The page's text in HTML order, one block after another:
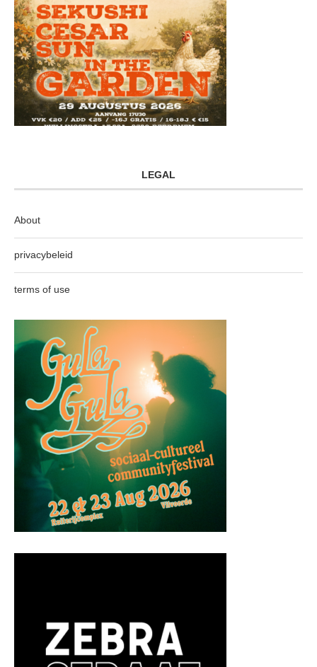
LEGAL
About
privacybeleid
terms of use